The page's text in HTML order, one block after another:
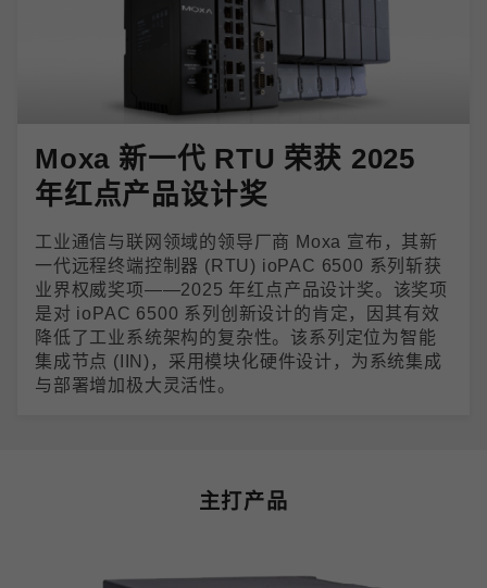
Moxa 新一代 RTU 荣获 2025
年红点产品设计奖
工业通信与联网领域的领导厂商 Moxa 宣布，其新
一代远程终端控制器 (RTU) ioPAC 6500 系列斩获
业界权威奖项——2025 年红点产品设计奖。该奖项
是对 ioPAC 6500 系列创新设计的肯定，因其有效
降低了工业系统架构的复杂性。该系列定位为智能
集成节点 (IIN)，采用模块化硬件设计，为系统集成
与部署增加极大灵活性。
主打产品